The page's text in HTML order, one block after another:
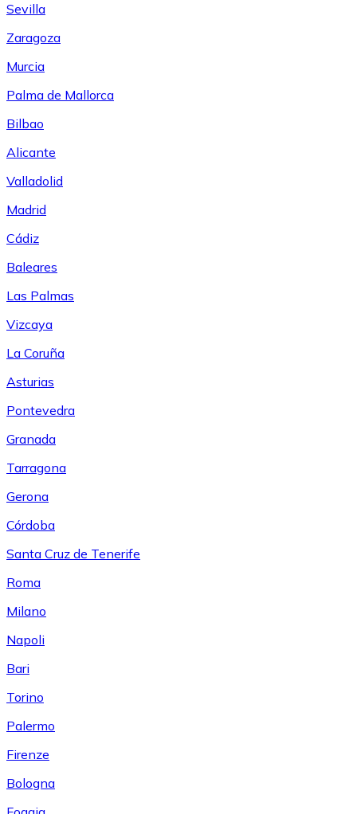
Sevilla
Zaragoza
Murcia
Palma de Mallorca
Bilbao
Alicante
Valladolid
Madrid
Cádiz
Baleares
Las Palmas
Vizcaya
La Coruña
Asturias
Pontevedra
Granada
Tarragona
Gerona
Córdoba
Santa Cruz de Tenerife
Roma
Milano
Napoli
Bari
Torino
Palermo
Firenze
Bologna